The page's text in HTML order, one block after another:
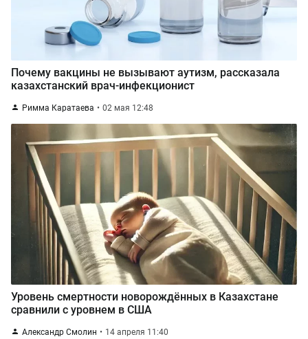
Почему вакцины не вызывают аутизм, рассказала
казахстанский врач-инфекционист
Римма Каратаева 02 мая 12:48
Уровень смертности новорождённых в Казахстане
сравнили с уровнем в США
Александр Смолин 14 апреля 11:40